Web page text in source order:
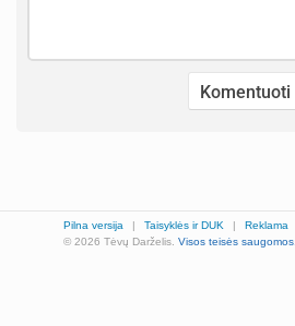
Pilna versija | Taisyklės ir DUK | Reklama
© 2026 Tėvų Darželis. Visos teisės saugomos.